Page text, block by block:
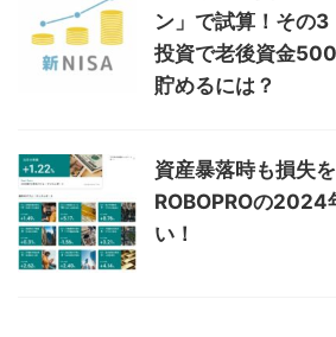
ン」で試算！その
投資で老後資金
貯めるには？
資産暴落時も損失を
ROBOPROの2024
い！